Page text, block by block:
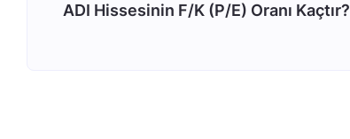
ADI Hissesinin F/K (P/E) Oranı Kaçtır?